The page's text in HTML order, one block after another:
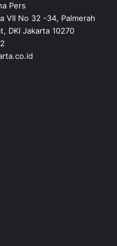
Pers
VII No 32 -34, Palmerah
DKI Jakarta 10270